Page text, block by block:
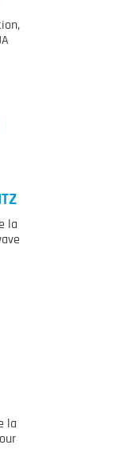
la
la